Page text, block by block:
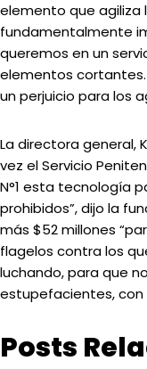
elemento que agiliza
fundamentalmente
queremos en un
elementos
un perjuicio para los
La directora general,
vez el Servicio
N°1 esta tecnología
prohibidos”, dijo la
más $52 millones
flagelos contra los
luchando, para que
estupefacientes, con
Posts